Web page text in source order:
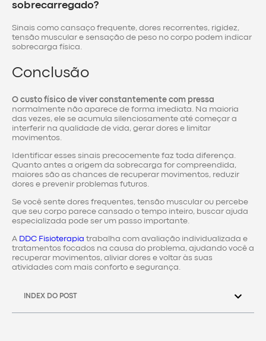
sobrecarregado?
Sinais como cansaço frequente, dores recorrentes, rigidez,
tensão muscular e sensação de peso no corpo podem indicar
sobrecarga física.
Conclusão
O custo físico de viver constantemente com pressa
normalmente não aparece de forma imediata. Na maioria
das vezes, ele se acumula silenciosamente até começar a
interferir na qualidade de vida, gerar dores e limitar
movimentos.
Identificar esses sinais precocemente faz toda diferença.
Quanto antes a origem da sobrecarga for compreendida,
maiores são as chances de recuperar movimentos, reduzir
dores e prevenir problemas futuros.
Se você sente dores frequentes, tensão muscular ou percebe
que seu corpo parece cansado o tempo inteiro, buscar ajuda
especializada pode ser um passo importante.
A DDC Fisioterapia trabalha com avaliação individualizada e
tratamentos focados na causa do problema, ajudando você a
recuperar movimentos, aliviar dores e voltar às suas
atividades com mais conforto e segurança.
INDEX DO POST